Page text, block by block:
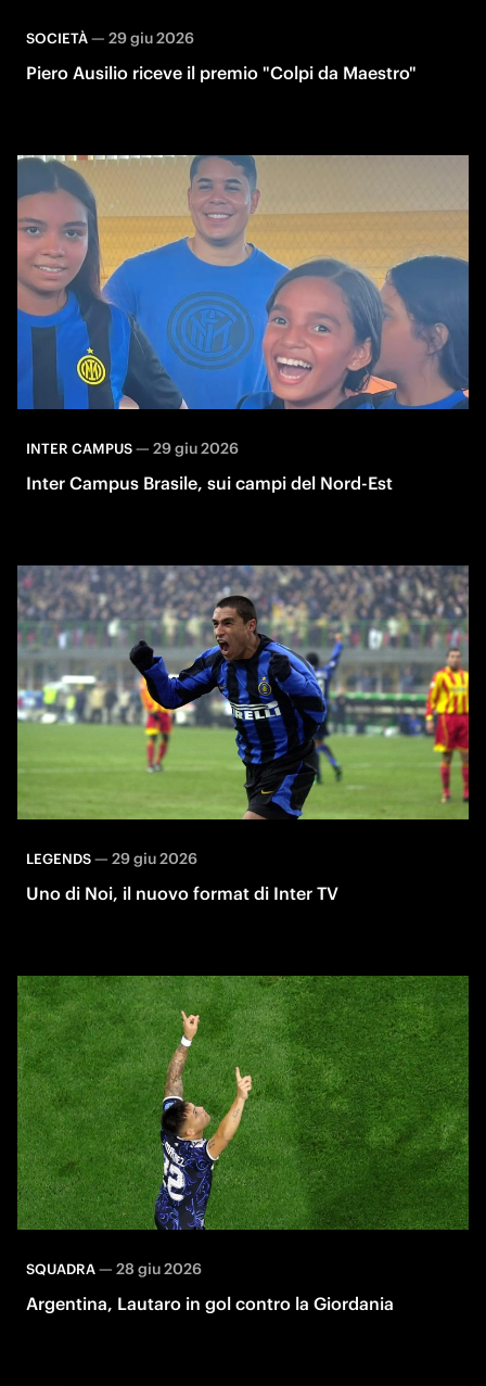
SOCIETÀ— 29 giu 2026
Piero Ausilio riceve il premio "Colpi da Maestro"
INTER CAMPUS— 29 giu 2026
Inter Campus Brasile, sui campi del Nord-Est
LEGENDS— 29 giu 2026
Uno di Noi, il nuovo format di Inter TV
SQUADRA— 28 giu 2026
Argentina, Lautaro in gol contro la Giordania